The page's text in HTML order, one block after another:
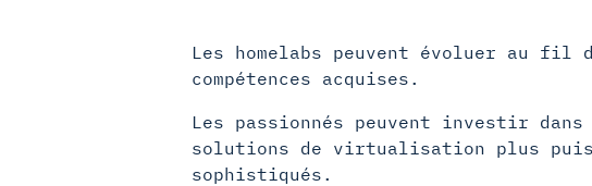
Les homelabs peuvent évoluer au fil
compétences acquises.
Les passionnés peuvent investir
solutions de virtualisation plus
sophistiqués.